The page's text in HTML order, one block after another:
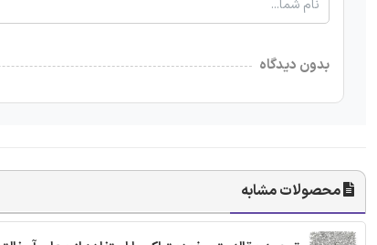
بدون دیدگاه
محصولات مشابه